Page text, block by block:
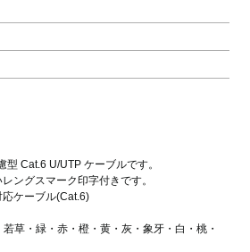
Cat.6 U/UTP ケーブルです。
ングスマーク印字付きです。
ケーブル(Cat.6)
草・緑・赤・橙・黄・灰・象牙・白・桃・